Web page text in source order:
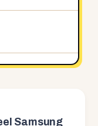
Samsung